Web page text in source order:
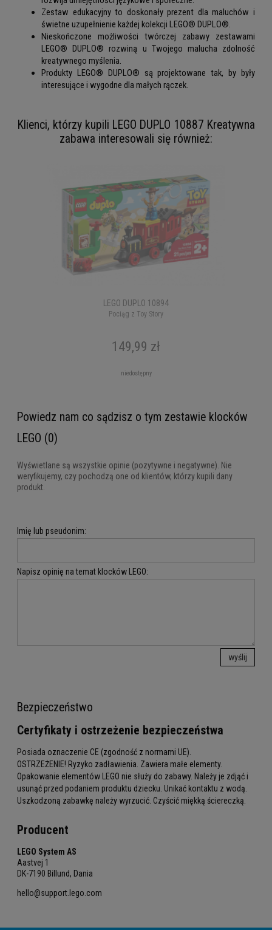
Zestaw edukacyjny to doskonały prezent dla maluchów i
świetne uzupełnienie każdej kolekcji LEGO® DUPLO®.
Nieskończone możliwości twórczej zabawy zestawami
LEGO® DUPLO® rozwiną u Twojego malucha zdolność
kreatywnego myślenia.
Produkty LEGO® DUPLO® są projektowane tak, by były
interesujące i wygodne dla małych rączek.
Klienci, którzy kupili LEGO DUPLO 10887 Kreatywna
zabawa interesowali się również:
LEGO DUPLO 10894
Pociąg z Toy Story
149,99 zł
niedostępny
Powiedz nam co sądzisz o tym zestawie klocków
LEGO (0)
Wyświetlane są wszystkie opinie (pozytywne i negatywne). Nie
weryfikujemy, czy pochodzą one od klientów, którzy kupili dany
produkt.
Imię lub pseudonim:
Napisz opinię na temat klocków LEGO:
wyślij
Bezpieczeństwo
Certyfikaty i ostrzeżenie bezpieczeństwa
Posiada oznaczenie CE (zgodność z normami UE).
OSTRZEŻENIE! Ryzyko zadławienia. Zawiera małe elementy.
Opakowanie elementów LEGO nie służy do zabawy. Należy je zdjąć i
usunąć przed podaniem produktu dziecku. Unikać kontaktu z wodą.
Uszkodzoną zabawkę należy wyrzucić. Czyścić miękką ściereczką.
Producent
LEGO System AS
Aastvej 1
DK-7190 Billund, Dania
hello@support.lego.com